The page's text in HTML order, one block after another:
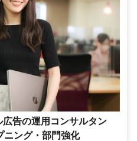
広告の運用コンサルタン
ング・部門強化